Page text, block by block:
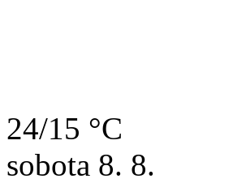
24/15 °C
sobota 8. 8.